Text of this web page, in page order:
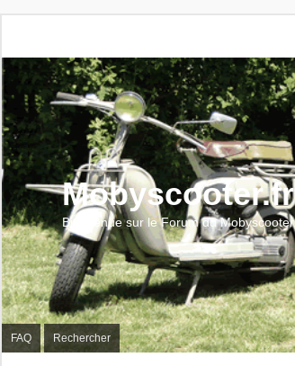
Mobyscooter.fr
Bienvenue sur le Forum du Mobyscooter
FAQ Rechercher